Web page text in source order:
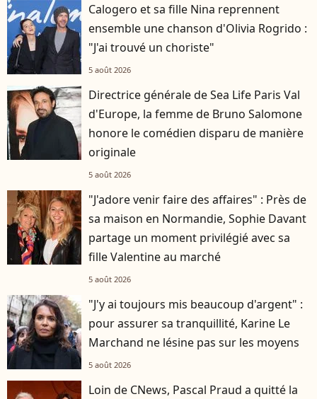
Calogero et sa fille Nina reprennent
ensemble une chanson d'Olivia Rogrido :
"J'ai trouvé un choriste"
5 août 2026
Directrice générale de Sea Life Paris Val
d'Europe, la femme de Bruno Salomone
honore le comédien disparu de manière
originale
5 août 2026
"J'adore venir faire des affaires" : Près de
sa maison en Normandie, Sophie Davant
partage un moment privilégié avec sa
fille Valentine au marché
5 août 2026
"J'y ai toujours mis beaucoup d'argent" :
pour assurer sa tranquillité, Karine Le
Marchand ne lésine pas sur les moyens
5 août 2026
Loin de CNews, Pascal Praud a quitté la